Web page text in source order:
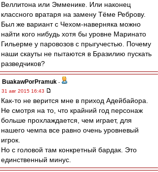
Веллитона или Эмменике. Или наконец
классного вратаря на замену Тёме Реброву.
Был же вариант с Чехом-наверняка можно
найти кого нибудь хотя бы уровне Маринато
Гильерме у паровозов с прыгучестью. Почему
наши скауты не пытаются в Бразилию пускать
разведчиков?
BuakawPorPramuk -
31 авг 2015 16:43
Как-то не верится мне в приход Адейбайора.
Не смотря на то, что крайний год персонаж
больше прохлаждается, чем играет, для
нашего чемпа все равно очень уровневый
игрок.
Но с головой там конкретный бардак. Это
единственный минус.